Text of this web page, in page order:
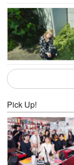
Pick Up!